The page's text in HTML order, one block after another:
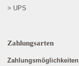
> UPS
Zahlungsarten
Zahlungsmöglichkeiten